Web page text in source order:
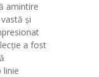
amintire
și
a fost
linie